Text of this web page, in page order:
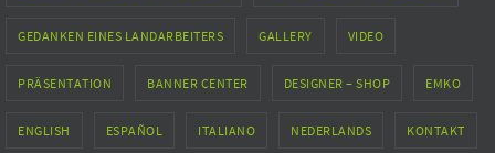
GEDANKEN EINES LANDARBEITERS GALLERY VIDEO
PRÄSENTATION BANNER CENTER DESIGNER – SHOP EMKO
ENGLISH ESPAÑOL ITALIANO NEDERLANDS KONTAKT